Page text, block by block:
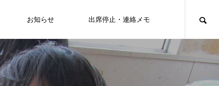
お知らせ 出席停止・連絡メモ
年度
2025年度
2024年度